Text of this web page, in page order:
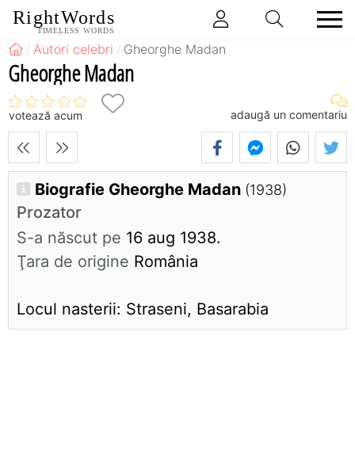
RightWords
TIMELESS WORDS
Autori celebri Gheorghe Madan
Gheorghe Madan
votează acum adaugă un comentariu
Biografie Gheorghe Madan (1938)
Prozator
S-a născut pe 16 aug 1938.
Ţara de origine România
Locul nasterii: Straseni, Basarabia